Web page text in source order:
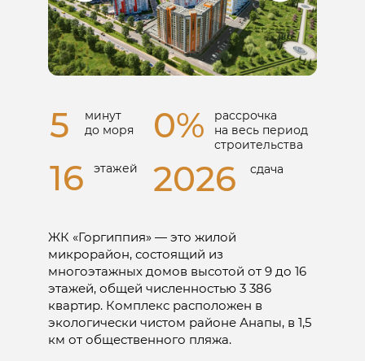
5
минут
до моря
16 этажей
0%
рассрочка
на весь период
строительства
2026 cдача
ЖК «Горгиппия» — это жилой
микрорайон, состоящий из
многоэтажных домов высотой от 9 до 16
этажей, общей численностью 3 386
квартир. Комплекс расположен в
экологически чистом районе Анапы, в 1,5
км от общественного пляжа.